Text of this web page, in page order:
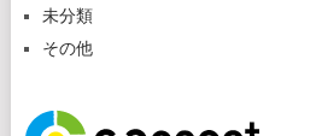
未分類
その他